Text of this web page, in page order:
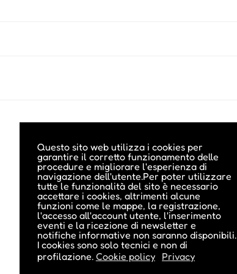
Questo sito web utilizza i cookies per
garantire il corretto funzionamento delle
procedure e migliorare l'esperienza di
navigazione dell'utente.Per poter utilizzare
tutte le funzionalità del sito è necessario
accettare i cookies, altrimenti alcune
funzioni come le mappe, la registrazione,
l'accesso all'account utente, l'inserimento
eventi e la ricezione di newsletter e
notifiche informative non saranno disponibili.
I cookies sono solo tecnici e non di
profilazione. Cookie policy Privacy